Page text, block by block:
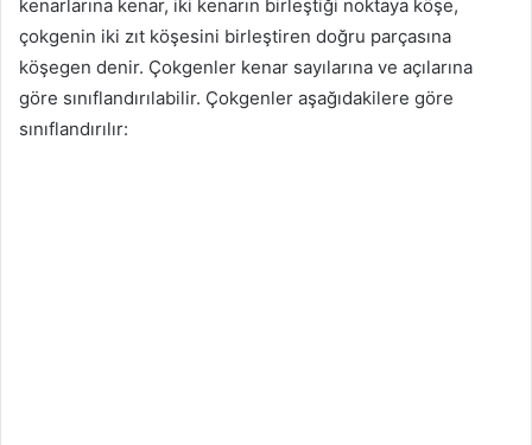
kenarlarına kenar, iki kenarın birleştiği noktaya köşe,
çokgenin iki zıt köşesini birleştiren doğru parçasına
köşegen denir. Çokgenler kenar sayılarına ve açılarına
göre sınıflandırılabilir. Çokgenler aşağıdakilere göre
sınıflandırılır: